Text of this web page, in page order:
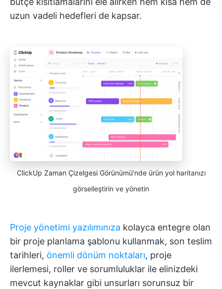
uzun vadeli hedefleri de kapsar.
ClickUp Zaman Çizelgesi Görünümü'nde ürün yol haritanızı
görselleştirin ve yönetin
Proje yönetimi yazılımınıza kolayca entegre olan
bir proje planlama şablonu kullanmak, son teslim
tarihleri, önemli dönüm noktaları, proje
ilerlemesi, roller ve sorumluluklar ile elinizdeki
mevcut kaynaklar gibi unsurları sorunsuz bir